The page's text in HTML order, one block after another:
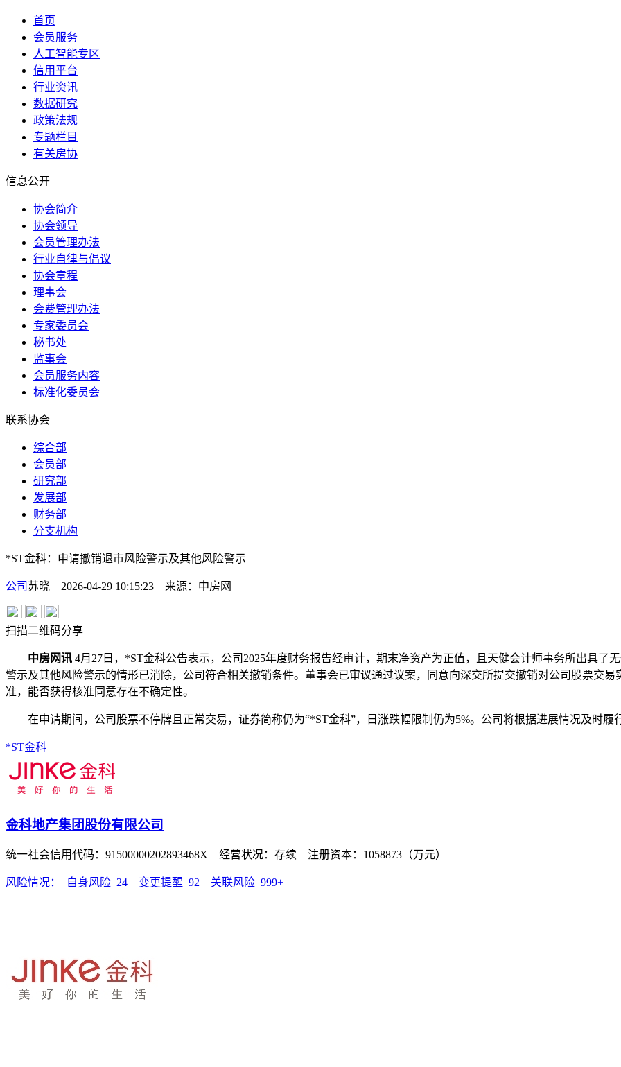
首页
会员服务
人工智能专区
信用平台
行业资讯
数据研究
政策法规
专题栏目
有关房协
信息公开
协会简介
协会领导
会员管理办法
行业自律与倡议
协会章程
理事会
会费管理办法
专家委员会
秘书处
监事会
会员服务内容
标准化委员会
联系协会
综合部
会员部
研究部
发展部
财务部
分支机构
*ST金科：申请撤销退市风险警示及其他风险警示
公司 苏晓 2026-04-29 10:15:23 来源： 中房网
扫描二维码分享
中房网讯 4月27日，*ST金科公告表示，公司2025年度财务报告经审计，期末净资产为正值，且天健会计师事务所出具了
警示及其他风险警示的情形已消除，公司符合相关撤销条件。董事会已审议通过议案，同意向深交所提交撤销对公司股票交
准，能否获得核准同意存在不确定性。
在申请期间，公司股票不停牌且正常交易，证券简称仍为“*ST金科”，日涨跌幅限制仍为5%。公司将根据进展情况及时履
*ST金科
金科地产集团股份有限公司
统一社会信用代码：91500000202893468X 经营状况：存续 注册资本：1058873（万元）
风险情况： 自身风险 24 变更提醒 92 关联风险 999+